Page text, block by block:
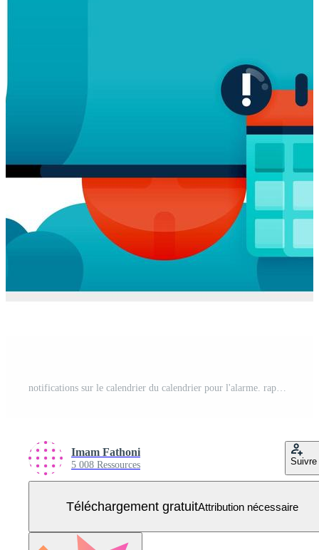
notifications sur le calendrier du calendrier pour l'alarme. rappel convivial pour le logiciel. message de notification pour les applications mobiles. sonner le logo et le symbole de la cloche. illustration vectorielle de bannière de site Web, logiciel, affiche Vecteur Gratuit
Imam Fathoni
5 008 Ressources Suivre
Téléchargement gratuitAttribution nécessaire